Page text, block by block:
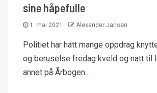
sine håpefulle
1. mai 2021 Alexander Jansen
Politiet har hatt mange oppdrag
og beruselse fredag kveld og natt til
annet på Årbogen...